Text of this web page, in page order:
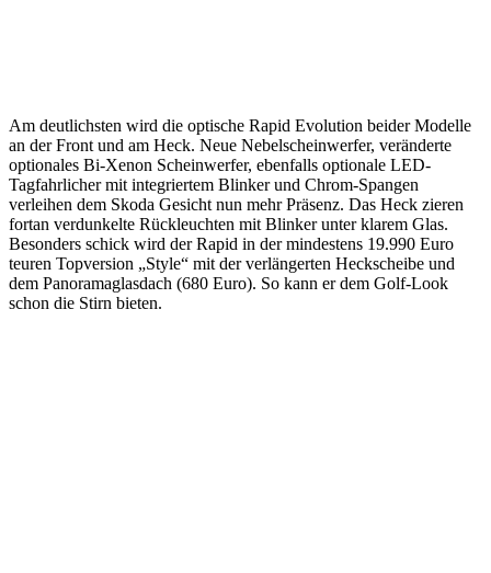
Am deutlichsten wird die optische Rapid Evolution beider Modelle
an der Front und am Heck. Neue Nebelscheinwerfer, veränderte
optionales Bi-Xenon Scheinwerfer, ebenfalls optionale LED-
Tagfahrlicher mit integriertem Blinker und Chrom-Spangen
verleihen dem Skoda Gesicht nun mehr Präsenz. Das Heck zieren
fortan verdunkelte Rückleuchten mit Blinker unter klarem Glas.
Besonders schick wird der Rapid in der mindestens 19.990 Euro
teuren Topversion „Style“ mit der verlängerten Heckscheibe und
dem Panoramaglasdach (680 Euro). So kann er dem Golf-Look
schon die Stirn bieten.